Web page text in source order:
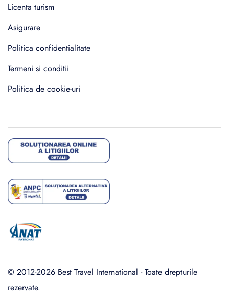
Licenta turism
Asigurare
Politica confidentialitate
Termeni si conditii
Politica de cookie-uri
© 2012-2026 Best Travel International - Toate drepturile
rezervate.